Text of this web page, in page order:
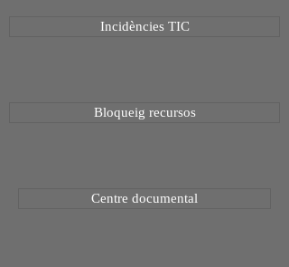
Incidències TIC
Bloqueig recursos
Centre documental